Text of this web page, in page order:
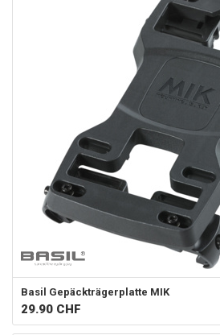
Basil Gepäckträgerplatte MIK
29.90 CHF